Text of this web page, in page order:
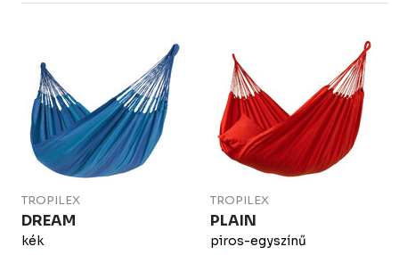
TROPILEX
DREAM
kék
TROPILEX
PLAIN
piros-egyszínű